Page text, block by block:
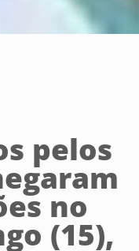
pelos
no
(15),